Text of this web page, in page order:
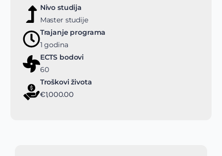
Nivo studija
Master studije
Trajanje programa
1 godina
ECTS bodovi
60
Troškovi života
€1,000.00